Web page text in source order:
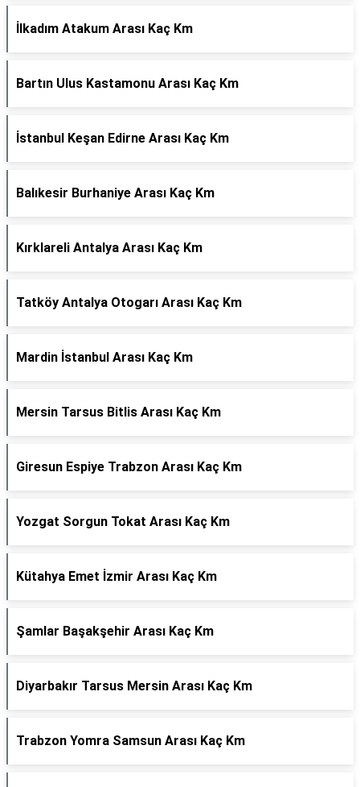
İlkadım Atakum Arası Kaç Km
Bartın Ulus Kastamonu Arası Kaç Km
İstanbul Keşan Edirne Arası Kaç Km
Balıkesir Burhaniye Arası Kaç Km
Kırklareli Antalya Arası Kaç Km
Tatköy Antalya Otogarı Arası Kaç Km
Mardin İstanbul Arası Kaç Km
Mersin Tarsus Bitlis Arası Kaç Km
Giresun Espiye Trabzon Arası Kaç Km
Yozgat Sorgun Tokat Arası Kaç Km
Kütahya Emet İzmir Arası Kaç Km
Şamlar Başakşehir Arası Kaç Km
Diyarbakır Tarsus Mersin Arası Kaç Km
Trabzon Yomra Samsun Arası Kaç Km